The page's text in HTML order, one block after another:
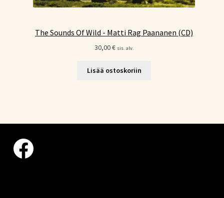
The Sounds Of Wild - Matti Rag Paananen (CD)
30,00€ sis. alv.
Lisää ostoskoriin
Facebook